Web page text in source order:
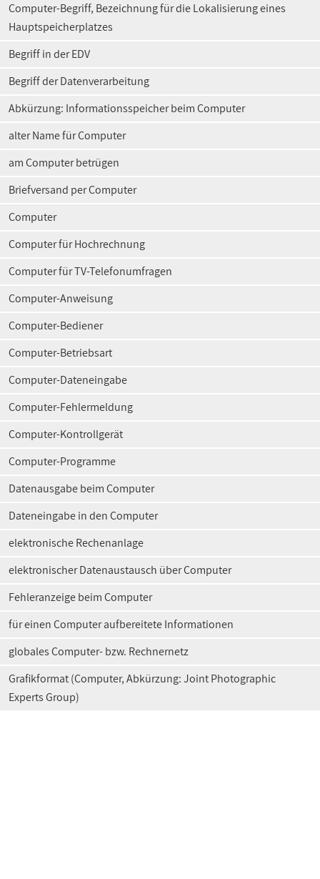
Computer-Begriff, Bezeichnung für die Lokalisierung eines
Hauptspeicherplatzes
Begriff in der EDV
Begriff der Datenverarbeitung
Abkürzung: Informationsspeicher beim Computer
alter Name für Computer
am Computer betrügen
Briefversand per Computer
Computer
Computer für Hochrechnung
Computer für TV-Telefonumfragen
Computer-Anweisung
Computer-Bediener
Computer-Betriebsart
Computer-Dateneingabe
Computer-Fehlermeldung
Computer-Kontrollgerät
Computer-Programme
Datenausgabe beim Computer
Dateneingabe in den Computer
elektronische Rechenanlage
elektronischer Datenaustausch über Computer
Fehleranzeige beim Computer
für einen Computer aufbereitete Informationen
globales Computer- bzw. Rechnernetz
Grafikformat (Computer, Abkürzung: Joint Photographic
Experts Group)